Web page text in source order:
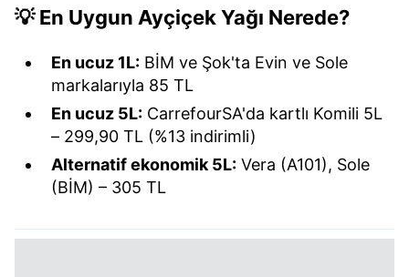
💡En Uygun Ayçiçek Yağı Nerede?
En ucuz 1L: BİM ve Şok'ta Evin ve Sole
markalarıyla 85 TL
En ucuz 5L: CarrefourSA'da kartlı Komili 5L
– 299,90 TL (%13 indirimli)
Alternatif ekonomik 5L: Vera (A101), Sole
(BİM) – 305 TL